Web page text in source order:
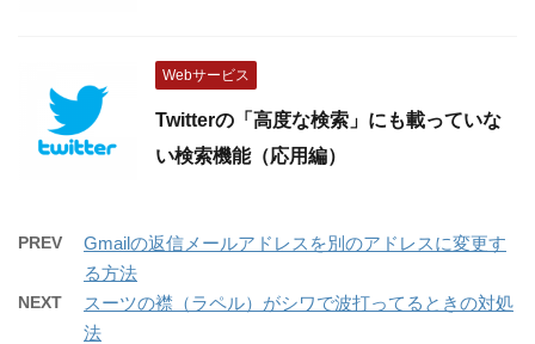
Webサービス
Twitterの「高度な検索」にも載っていな
い検索機能（応用編）
PREV
Gmailの返信メールアドレスを別のアドレスに変更す
る方法
NEXT
スーツの襟（ラペル）がシワで波打ってるときの対処
法